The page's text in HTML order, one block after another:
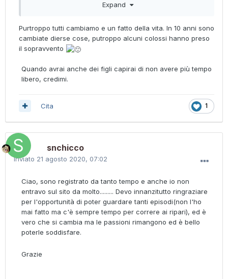
La mia vita è, ovviamente, cambiata da allora. La
superiori), ora lavoro da più di 7 anni e,
sostanzialmente, non guardo più un anime da
allora...interessi totalmente cambiati (nonostante ogni
vicino alla soglia dei 30 e quasi maritato...neanche
volendo riuscirei ad avere il tempo libero di una volta.
compagnia e ciao a tutti quelli con cui ho avuto il
Magnifier
Expand
Purtroppo tutti cambiamo e un fatto della vita. In 10 anni sono
cambiate dierse cose, putroppo alcuni colossi hanno preso
il sopravvento
Quando avrai anche dei figli capirai di non avere più tempo
libero, credimi.
1
Cita
snchicco
Inviato 21 agosto 2020, 07:02
Ciao, sono registrato da tanto tempo e anche io non
entravo sul sito da molto......... Devo innanzitutto ringraziare
per l'opportunità di poter guardare tanti episodi(non l'ho
mai fatto ma c'è sempre tempo per correre ai ripari), ed è
vero che si cambia ma le passioni rimangono ed è bello
poterle soddisfare.
Grazie